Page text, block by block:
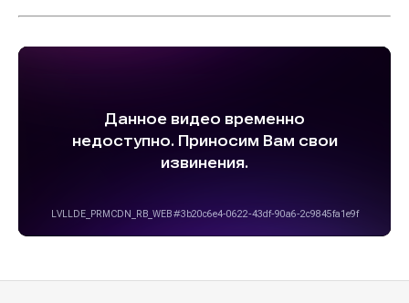
застрахован. Случись что -